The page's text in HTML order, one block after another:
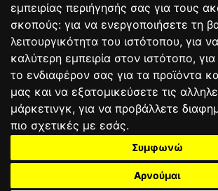
εμπειρίας περιήγησής σας για τους
σκοπούς: για να ενεργοποιήσετε τη
λειτουργικότητα του ιστότοπου, για
καλύτερη εμπειρία στον ιστότοπο,
το ενδιαφέρον σας για τα προϊόντα
μας και να εξατομικεύσετε τις
μάρκετινγκ, για να προβάλλετε
πιο σχετικές με εσάς.
Συμφωνώ
Αρνούμαι
ΟΡΟΙ ΧΡΗΣΗΣ
ΑΓΩΝΕΣΑΠΟΤΕΛΕΣΜΑΤΑ